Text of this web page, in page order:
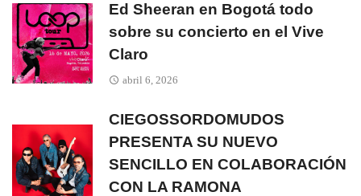
Ed Sheeran en Bogotá todo
sobre su concierto en el Vive
Claro
abril 6, 2026
CIEGOSSORDOMUDOS
PRESENTA SU NUEVO
SENCILLO EN COLABORACIÓN
CON LA RAMONA